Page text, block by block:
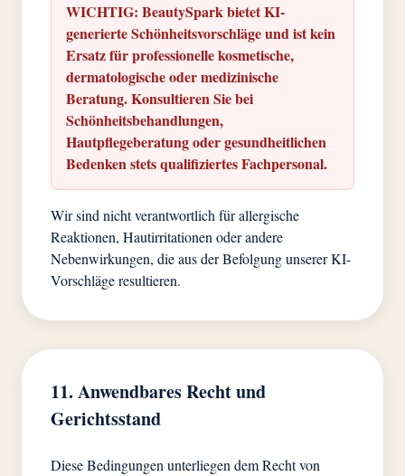
WICHTIG: BeautySpark bietet KI-
generierte Schönheitsvorschläge und ist kein
Ersatz für professionelle kosmetische,
dermatologische oder medizinische
Beratung. Konsultieren Sie bei
Schönheitsbehandlungen,
Hautpflegeberatung oder gesundheitlichen
Bedenken stets qualifiziertes Fachpersonal.
Wir sind nicht verantwortlich für allergische
Reaktionen, Hautirritationen oder andere
Nebenwirkungen, die aus der Befolgung unserer KI-
Vorschläge resultieren.
11. Anwendbares Recht und
Gerichtsstand
Diese Bedingungen unterliegen dem Recht von